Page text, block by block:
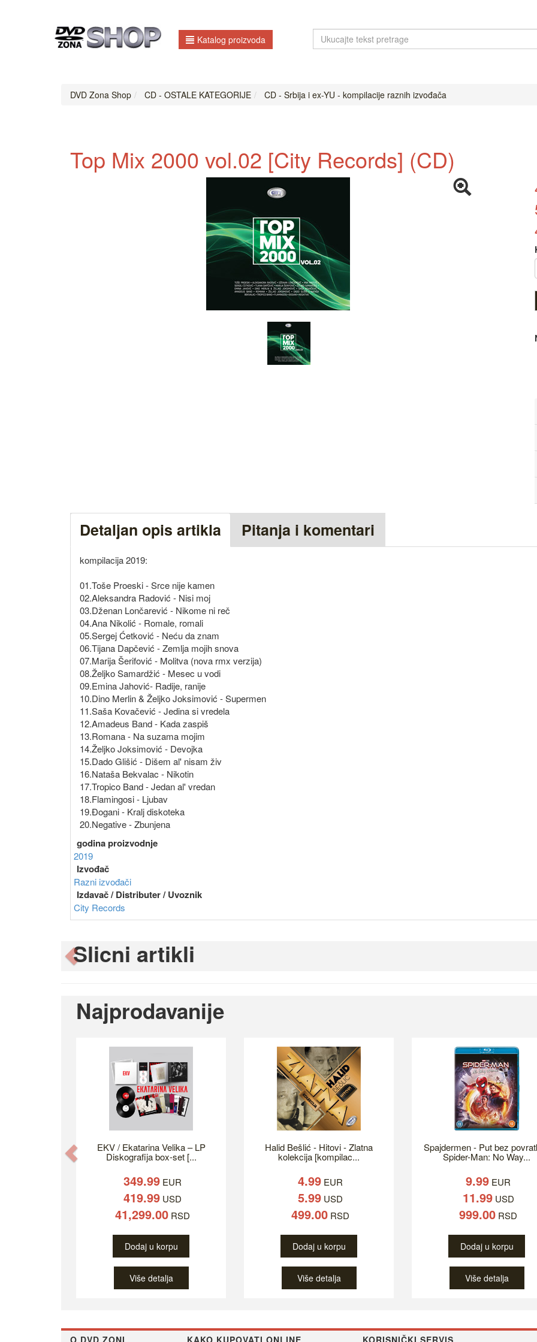
Katalog proizvoda
DVD Zona Shop CD - OSTALE KATEGORIJE CD - Srbija i ex-YU - kompilacije raznih izvođača
Top Mix 2000 vol.02 [City Records] (CD)
Detaljan opis artikla Pitanja i komentari
kompilacija 2019:
01.Toše Proeski - Srce nije kamen
02.Aleksandra Radović - Nisi moj
03.Dženan Lončarević - Nikome ni reč
04.Ana Nikolić - Romale, romali
05.Sergej Ćetković - Neću da znam
06.Tijana Dapčević - Zemlja mojih snova
07.Marija Šerifović - Molitva (nova rmx verzija)
08.Željko Samardžić - Mesec u vodi
09.Emina Jahović- Radije, ranije
10.Dino Merlin & Željko Joksimović - Supermen
11.Saša Kovačević - Jedina si vredela
12.Amadeus Band - Kada zaspiš
13.Romana - Na suzama mojim
14.Željko Joksimović - Devojka
15.Dado Glišić - Dišem al' nisam živ
16.Nataša Bekvalac - Nikotin
17.Tropico Band - Jedan al' vredan
18.Flamingosi - Ljubav
19.Đogani - Kralj diskoteka
20.Negative - Zbunjena
godina proizvodnje
2019
Izvođač
Razni izvođači
Izdavač / Distributer / Uvoznik
City Records
Slicni artikli
Previous
Najprodavanije
EKV / Ekatarina Velika – LP
Diskografija box-set [...
349.99 EUR
419.99 USD
41,299.00 RSD
Dodaj u korpu
Više detalja
Halid Bešlić - Hitovi - Zlatna
kolekcija [kompilac...
4.99 EUR
5.99 USD
499.00 RSD
Dodaj u korpu
Više detalja
Spajdermen - Put bez
Spider-Man: No Way...
9.99 EUR
11.99USD
999.00 RSD
Dodaj u korpu
Više detalja
Previous